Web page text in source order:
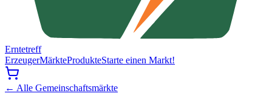
Erntetreff
ErzeugerMärkteProdukteStarte einen Markt!
← Alle Gemeinschaftsmärkte